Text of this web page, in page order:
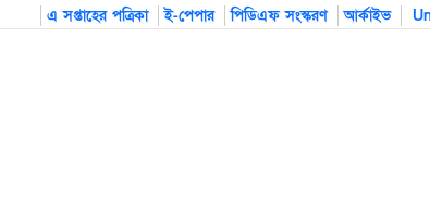
এ সপ্তাহের পত্রিকা ই-পেপার পিডিএফ সংস্করণ আর্কাইভ